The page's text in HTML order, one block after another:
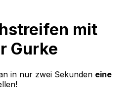
mit
Gurke
in nur zwei Sekunden eine